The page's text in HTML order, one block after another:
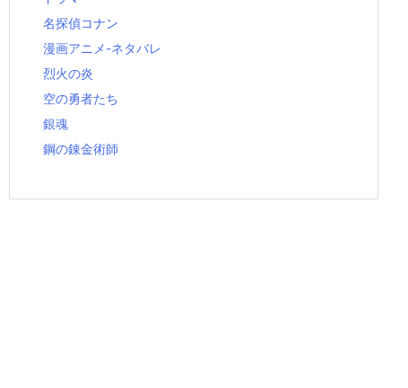
名探偵コナン
漫画アニメ-ネタバレ
烈火の炎
空の勇者たち
銀魂
鋼の錬金術師